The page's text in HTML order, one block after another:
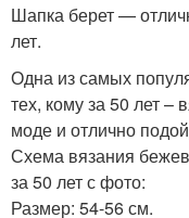
Шапка берет —
лет.
Одна из самых
тех, кому за 50 лет –
моде и отлично
Схема вязания
за 50 лет с фото:
Размер: 54-56 см.